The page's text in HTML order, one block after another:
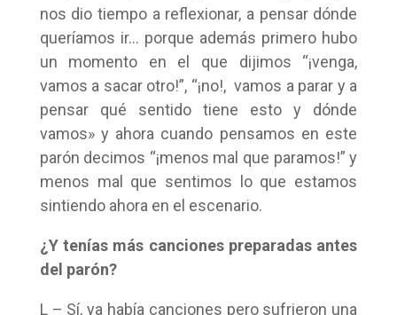
nos dio tiempo a reflexionar, a pensar dónde
queríamos ir… porque además primero hubo
un momento en el que dijimos “¡venga,
vamos a sacar otro!”, “¡no!, vamos a parar y a
pensar qué sentido tiene esto y dónde
vamos» y ahora cuando pensamos en este
parón decimos “¡menos mal que paramos!” y
menos mal que sentimos lo que estamos
sintiendo ahora en el escenario.
¿Y tenías más canciones preparadas antes
del parón?
L – Sí, ya había canciones pero sufrieron una